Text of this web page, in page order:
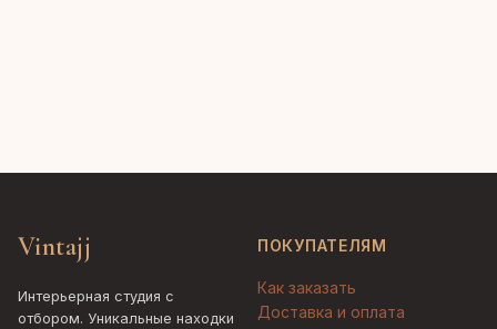
Vintajj
Интерьерная студия с
отбором. Уникальные находки
ПОКУПАТЕЛЯМ
Как заказать
Доставка и оплата